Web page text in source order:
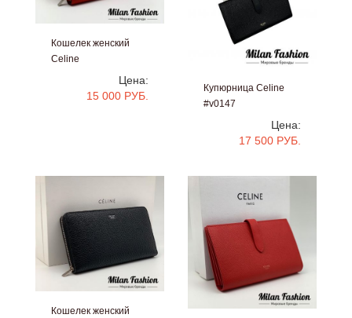
Кошелек женский
Celine
Цена:
15 000 РУБ.
Купюрница Celine
#v0147
Цена:
17 500 РУБ.
Кошелек женский